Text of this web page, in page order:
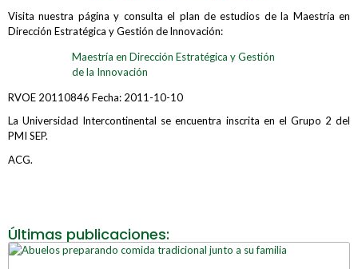
Visita nuestra página y consulta el plan de estudios de la Maestría en
Dirección Estratégica y Gestión de lnnovación:
Maestría en Dirección Estratégica y Gestión
de la Innovación
RVOE 20110846 Fecha: 2011-10-10
La Universidad Intercontinental se encuentra inscrita en el Grupo 2 del
PMI SEP.
ACG.
Últimas publicaciones: